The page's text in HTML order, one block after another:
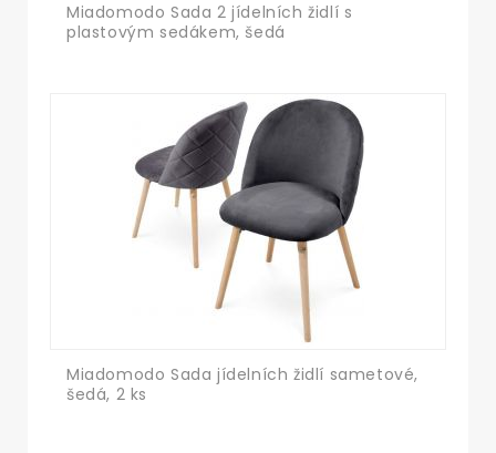
Miadomodo Sada 2 jídelních židlí s
plastovým sedákem, šedá
Miadomodo Sada jídelních židlí sametové,
šedá, 2 ks